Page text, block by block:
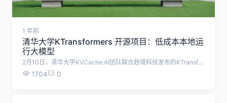
1 年前
清华大学KTransformers 开源项目：低成本本地运
行大模型
2月10日，清华大学KVCache.AI团队联合趋境科技发布的KTransformers开源项目公布更新：一块24G显存的4090D，就可以在本地运行DeepSeek-R1、V3的671B“满血版”。 预处理速度最高达到286 tokens/s，推理生成速度最高能达到14 tokens/s。 KTransformers通过优化本地机器上的LLM部署，帮助解决资源限制问题。该框架采用了异构计算、先进量化技术、稀疏注意力机制等多种创新手段，提升了模型的计算效率，并具备处理长上下文序列的能力。
1704 0